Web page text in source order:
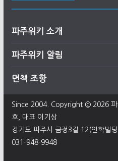
파주위키 소개
파주위키 알림
면책 조항
Since 2004. Copyright © 2026
호, 대표 이기상
경기도 파주시 금정3길 12(인학
031-948-9948